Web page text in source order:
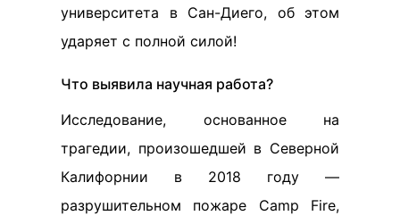
университета в Сан-Диего, об этом
ударяет с полной силой!
Что выявила научная работа?
Исследование, основанное на
трагедии, произошедшей в Северной
Калифорнии в 2018 году —
разрушительном пожаре Camp Fire,